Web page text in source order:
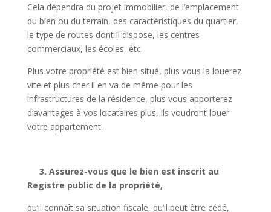
Cela dépendra du projet immobilier, de l’emplacement
du bien ou du terrain, des caractéristiques du quartier,
le type de routes dont il dispose, les centres
commerciaux, les écoles, etc.
Plus votre propriété est bien situé, plus vous la louerez
vite et plus cher.Il en va de même pour les
infrastructures de la résidence, plus vous apporterez
d’avantages à vos locataires plus, ils voudront louer
votre appartement.
3. Assurez-vous que le bien est inscrit au
Registre public de la propriété,
qu’il connaît sa situation fiscale, qu’il peut être cédé,